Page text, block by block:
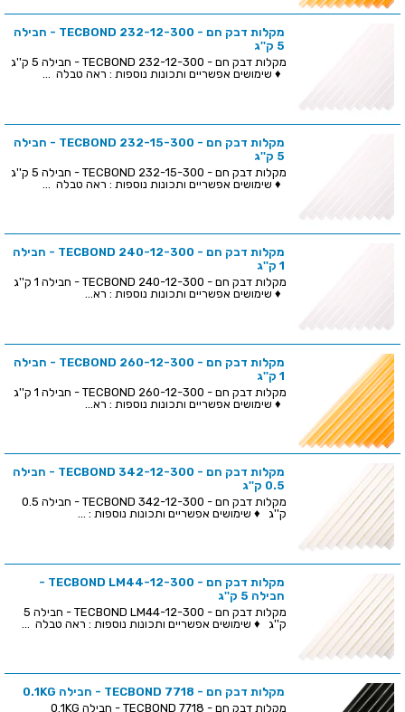
מקלות דבק חם - TECBOND 232-12-300 - חבילה
5 ק''ג
מקלות דבק חם - TECBOND 232-12-300 - חבילה 5 ק''ג
♦ שימושים אפשריים ותכונות נוספות : ראה טבלה ...
מקלות דבק חם - TECBOND 232-15-300 - חבילה
5 ק''ג
מקלות דבק חם - TECBOND 232-15-300 - חבילה 5 ק''ג
♦ שימושים אפשריים ותכונות נוספות : ראה טבלה ...
מקלות דבק חם - TECBOND 240-12-300 - חבילה
1 ק''ג
מקלות דבק חם - TECBOND 240-12-300 - חבילה 1 ק''ג
♦ שימושים אפשריים ותכונות נוספות : רא...
מקלות דבק חם - TECBOND 260-12-300 - חבילה
1 ק''ג
מקלות דבק חם - TECBOND 260-12-300 - חבילה 1 ק''ג
♦ שימושים אפשריים ותכונות נוספות : רא...
מקלות דבק חם - TECBOND 342-12-300 - חבילה
0.5 ק''ג
מקלות דבק חם - TECBOND 342-12-300 - חבילה 0.5
ק''ג ♦ שימושים אפשריים ותכונות נוספות : ...
מקלות דבק חם - TECBOND LM44-12-300 -
חבילה 5 ק''ג
מקלות דבק חם - TECBOND LM44-12-300 - חבילה 5
ק''ג ♦ שימושים אפשריים ותכונות נוספות : ראה טבלה ...
מקלות דבק חם - TECBOND 7718 - חבילה 0.1KG